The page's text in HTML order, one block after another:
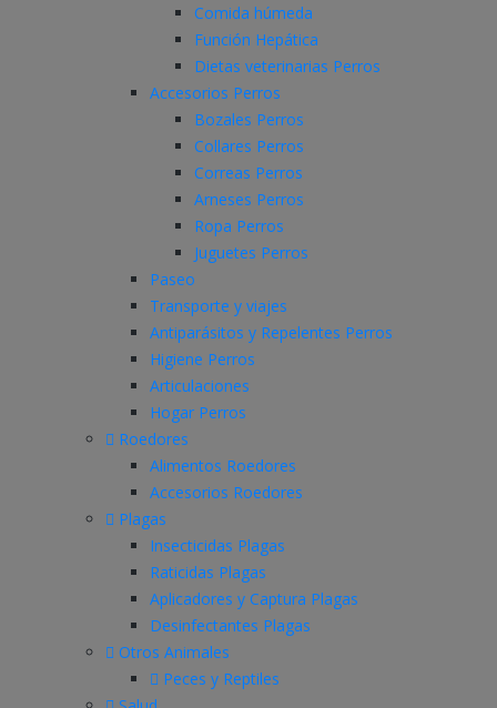
Comida húmeda
Función Hepática
Dietas veterinarias Perros
Accesorios Perros
Bozales Perros
Collares Perros
Correas Perros
Arneses Perros
Ropa Perros
Juguetes Perros
Paseo
Transporte y viajes
Antiparásitos y Repelentes Perros
Higiene Perros
Articulaciones
Hogar Perros
Roedores
Alimentos Roedores
Accesorios Roedores
Plagas
Insecticidas Plagas
Raticidas Plagas
Aplicadores y Captura Plagas
Desinfectantes Plagas
Otros Animales
Peces y Reptiles